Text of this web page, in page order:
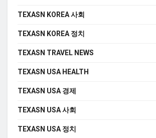
TEXASN KOREA 사회
TEXASN KOREA 정치
TEXASN TRAVEL NEWS
TEXASN USA HEALTH
TEXASN USA 경제
TEXASN USA 사회
TEXASN USA 정치